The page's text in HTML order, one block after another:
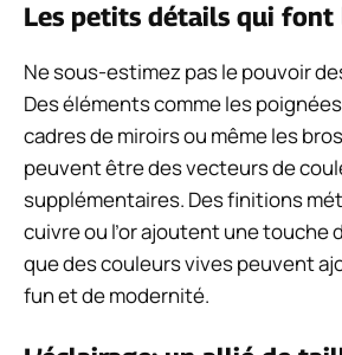
Les petits détails qui font
Ne sous-estimez pas le pouvoir
Des éléments comme les
cadres de miroirs ou même les
peuvent être des vecteurs de
supplémentaires. Des finitions
cuivre ou l’or ajoutent une touche
que des couleurs vives peuvent
fun et de modernité.